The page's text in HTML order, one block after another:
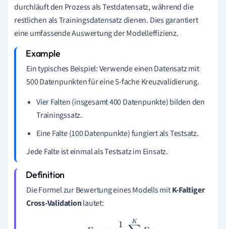
durchläuft den Prozess als Testdatensatz, während die
restlichen als Trainingsdatensatz dienen. Dies garantiert
eine umfassende Auswertung der Modelleffizienz.
Ein typisches Beispiel: Verwende einen Datensatz mit
500 Datenpunkten für eine 5-fache Kreuzvalidierung.
Vier Falten (insgesamt 400 Datenpunkte) bilden den
Trainingssatz.
Eine Falte (100 Datenpunkte) fungiert als Testsatz.
Jede Falte ist einmal als Testsatz im Einsatz.
Die Formel zur Bewertung eines Modells mitK-Faltiger
Cross-Validationlautet:
K∑ =1KE i